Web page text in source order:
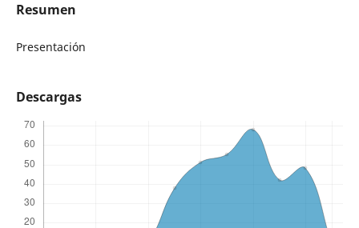
Resumen
Presentación
Descargas